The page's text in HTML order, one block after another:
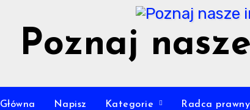
Poznaj
Główna Napisz Kategorie Radca